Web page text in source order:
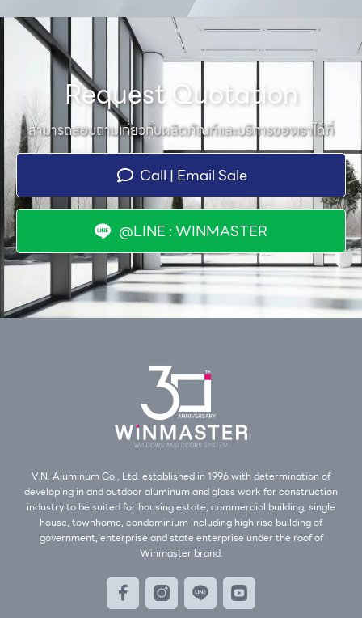
Request Quotation
สามารถสอบถามเกี่ยวกับผลิตภัณฑ์และบริการของเราได้ที่
Call | Email Sale
@LINE : WINMASTER
V.N. Aluminum Co., Ltd. established in 1996 with determination of
developing in and outdoor aluminum and glass work for construction
industry to be suited for housing estate, commercial building, single
house, townhome, condominium including high rise building of
government, enterprise and state enterprise under the roof of
Winmaster brand.